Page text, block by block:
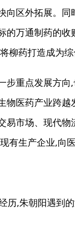
向区外拓展。
的万通制药的
柳药打造成为
重点发展方向,
物医药产业跨越
易市场、现代
有生产企业,向
,朱朝阳遇到的